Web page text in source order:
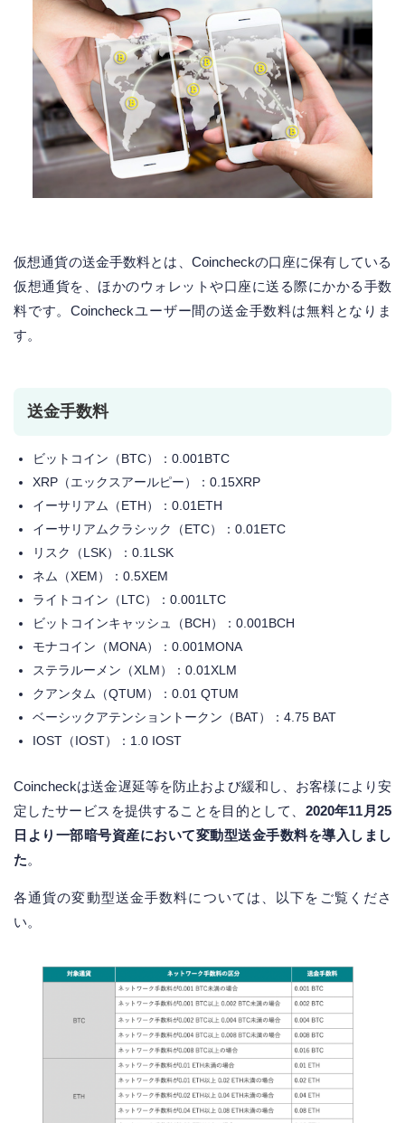
仮想通貨の送金手数料とは、Coincheckの口座に保有している
仮想通貨を、ほかのウォレットや口座に送る際にかかる手数
料です。Coincheckユーザー間の送金手数料は無料となりま
す。
送金手数料
ビットコイン（BTC）：0.001BTC
XRP（エックスアールピー）：0.15XRP
イーサリアム（ETH）：0.01ETH
イーサリアムクラシック（ETC）：0.01ETC
リスク（LSK）：0.1LSK
ネム（XEM）：0.5XEM
ライトコイン（LTC）：0.001LTC
ビットコインキャッシュ（BCH）：0.001BCH
モナコイン（MONA）：0.001MONA
ステラルーメン（XLM）：0.01XLM
クアンタム（QTUM）：0.01 QTUM
ベーシックアテンショントークン（BAT）：4.75 BAT
IOST（IOST）：1.0 IOST
Coincheckは送金遅延等を防止および緩和し、お客様により安
定したサービスを提供することを目的として、 2020年11月25
日より一部暗号資産において変動型送金手数料を導入しまし
た。
各通貨の変動型送金手数料については、以下をご覧くださ
い。